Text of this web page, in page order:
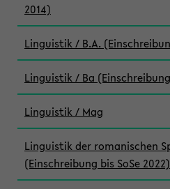
2014)
Linguistik / B.A.
Linguistik / Ba (Einschreibung
Linguistik / Mag
Linguistik der romanischen
(Einschreibung bis SoSe 2022)